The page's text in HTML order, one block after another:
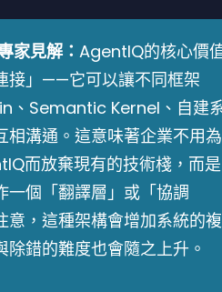
家見解： AgentIQ的核心價
接」——它可以讓不同框架
、Semantic Kernel、自建
相溝通。這意味著企業不用為
而放棄現有的技術棧，而是
一個「翻譯層」或「協調
意，這種架構會增加系統的複
除錯的難度也會隨之上升。